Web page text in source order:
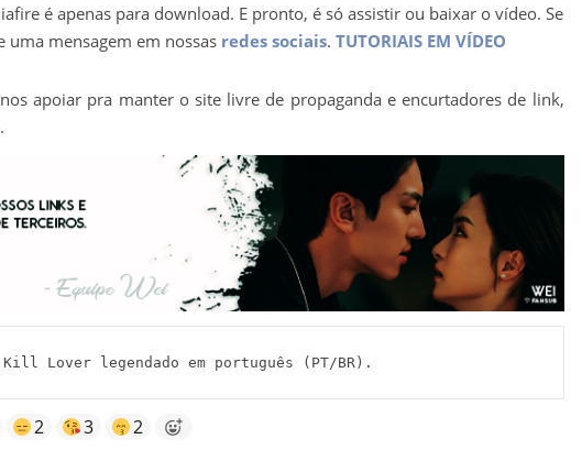
é apenas para download. E pronto, é só assistir ou baixar o vídeo. Se
mensagem em nossas redes sociais. TUTORIAIS EM VÍDEO
apoiar pra manter o site livre de propaganda e encurtadores de link,
.
Kill Lover legendado em português (PT/BR).
2 3 2